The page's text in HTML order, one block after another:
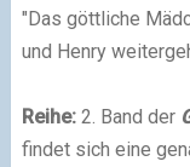
"Das göttliche
und Henry
Reihe:2. Band der
findet sich eine